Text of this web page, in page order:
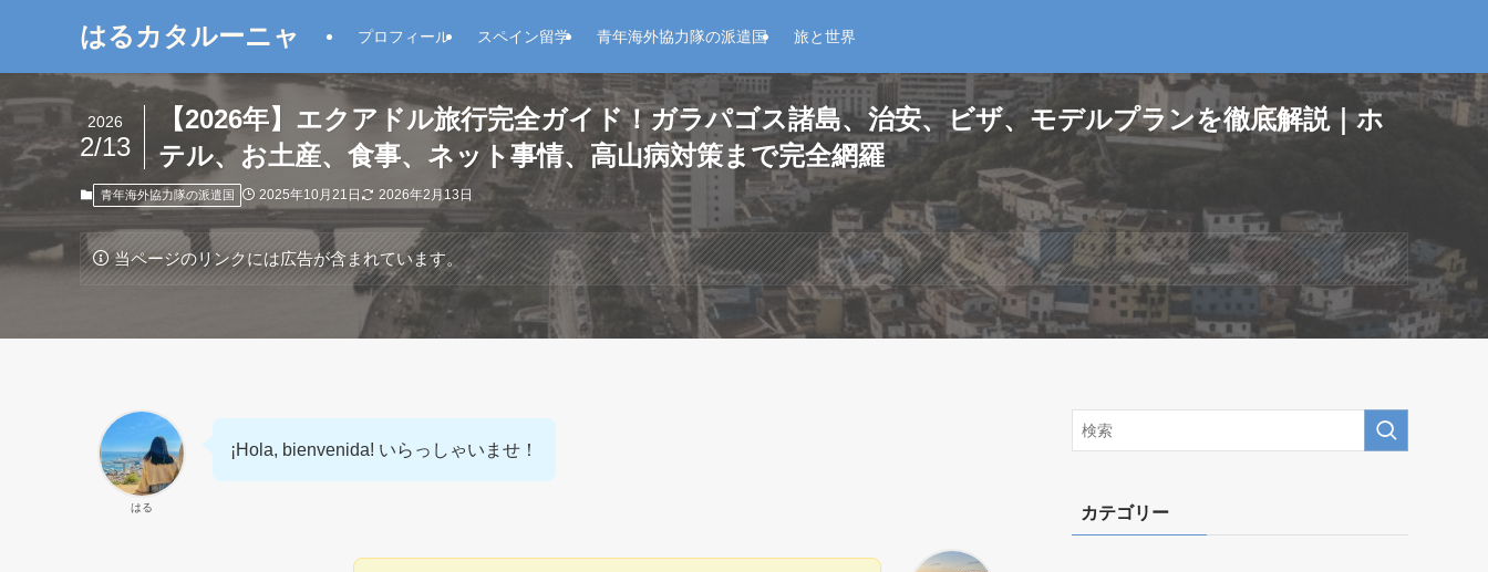
はるカタルーニャ プロフィール スペイン留学 青年海外協力隊の派遣国 旅と世界
【2026年】エクアドル旅行完全ガイド！ガラパゴス諸島、治安、ビザ、モデルプランを徹底解説｜ホ
テル、お土産、食事、ネット事情、高山病対策まで完全網羅
2026
2/13
青年海外協力隊の派遣国 2025年10月21日 2026年2月13日
当ページのリンクには広告が含まれています。
はる
¡Hola, bienvenida! いらっしゃいませ！
カテゴリー